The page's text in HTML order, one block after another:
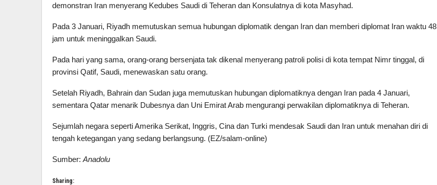
demonstran Iran menyerang Kedubes Saudi di Teheran dan Konsulatnya di kota Masyhad.
Pada 3 Januari, Riyadh memutuskan semua hubungan diplomatik dengan Iran dan memberi diplomat Iran waktu 48
jam untuk meninggalkan Saudi.
Pada hari yang sama, orang-orang bersenjata tak dikenal menyerang patroli polisi di kota tempat Nimr tinggal, di
provinsi Qatif, Saudi, menewaskan satu orang.
Setelah Riyadh, Bahrain dan Sudan juga memutuskan hubungan diplomatiknya dengan Iran pada 4 Januari,
sementara Qatar menarik Dubesnya dan Uni Emirat Arab mengurangi perwakilan diplomatiknya di Teheran.
Sejumlah negara seperti Amerika Serikat, Inggris, Cina dan Turki mendesak Saudi dan Iran untuk menahan diri di
tengah ketegangan yang sedang berlangsung. (EZ/salam-online)
Sumber: Anadolu
Sharing: